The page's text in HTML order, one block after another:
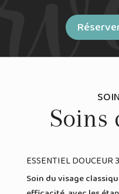
Soins
ESSENTIEL DOUCEUR
Soin du visage